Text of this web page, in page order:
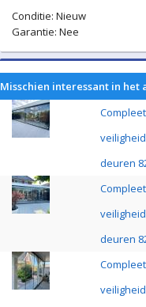
Conditie: Nieuw
Garantie: Nee
Misschien interessant in het
deuren
deuren